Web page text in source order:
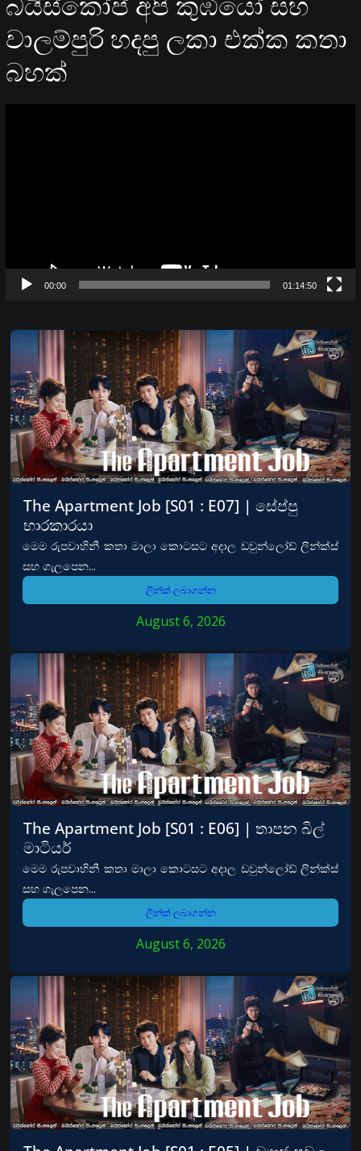
වාලම්පුරි හදපු ලකා එක්ක කතා
බහක්
00:00 01:14:50
The Apartment Job [S01 : E07] | සේප්පු
භාරකාරයා
මෙම රුපවාහිනී කතා මාලා කොටසට අදාල ඩවුන්ලෝඩ් ලින්ක්ස්
සහ ගැලපෙන...
ලින්ක් ලබාගන්න
August 6, 2026
The Apartment Job [S01 : E06] | තාපන බිල්
මාටියර්
මෙම රුපවාහිනී කතා මාලා කොටසට අදාල ඩවුන්ලෝඩ් ලින්ක්ස්
සහ ගැලපෙන...
ලින්ක් ලබාගන්න
August 6, 2026